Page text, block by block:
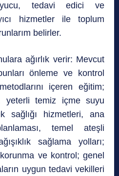
tedavi edici ve
hizmetler ile toplum
belirler.
ağırlık verir: Mevcut
önleme ve kontrol
içeren eğitim;
yeterli temiz içme suyu
sağlığı hizmetleri, ana
temel ateşli
sağlama yolları;
ve kontrol; genel
uygun tedavi vekilleri